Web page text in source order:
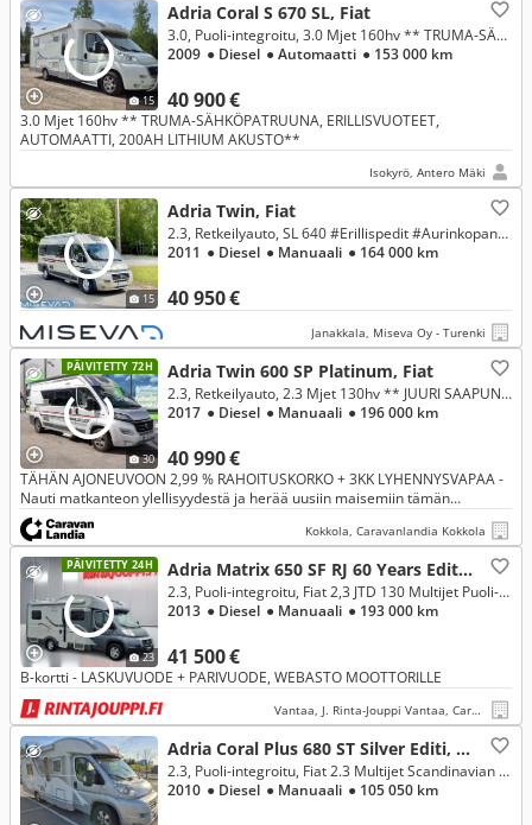
15
Adria Coral S 670 SL, Fiat
40 900 €
3.0, Puoli-integroitu, 3.0 Mjet 160hv ** TRUMA-SÄHKÖPATRUUNA, ERILLISVUOTEET, AUTOMAATTI, 200AH LITHIUM AKUSTO**
2009 ● Diesel ● Automaatti ● 153 000 km
3.0 Mjet 160hv ** TRUMA-SÄHKÖPATRUUNA, ERILLISVUOTEET,
AUTOMAATTI, 200AH LITHIUM AKUSTO**
Isokyrö, Antero Mäki
15
Adria Twin, Fiat
40 950 €
2.3, Retkeilyauto, SL 640 #Erillispedit #Aurinkopaneeli #Vetokoukku
2011 ● Diesel ● Manuaali ● 164 000 km
Janakkala, Miseva Oy - Turenki
PÄIVITETTY 72H
30
Adria Twin 600 SP Platinum, Fiat
40 990 €
2.3, Retkeilyauto, 2.3 Mjet 130hv ** JUURI SAAPUNUT, TRUMA-SÄHKÖPATRUUNA, PARIVUODE, LATTIALÄMMITYS **
2017 ● Diesel ● Manuaali ● 196 000 km
TÄHÄN AJONEUVOON 2,99 % RAHOITUSKORKO + 3KK LYHENNYSVAPAA -
Nauti matkanteon ylellisyydestä ja herää uusiin maisemiin tämän
tyylikkään retkiksen syleilyssä! Tämä huippuyksilö on tehty suuria unelmia
v
Kokkola, Caravanlandia Kokkola
PÄIVITETTY 24H
23
Adria Matrix 650 SF RJ 60 Years Edit, Fiat
41 500 €
2.3, Puoli-integroitu, Fiat 2,3 JTD 130 Multijet Puoli-integroitu
2013 ● Diesel ● Manuaali ● 193 000 km
B-kortti - LASKUVUODE + PARIVUODE, WEBASTO MOOTTORILLE
Vantaa, J. Rinta-Jouppi Vantaa, Caravan
Adria Coral Plus 680 ST Silver Editi, Fiat
2.3, Puoli-integroitu, Fiat 2.3 Multijet Scandinavian Edition
2010 ● Diesel ● Manuaali ● 105 050 km